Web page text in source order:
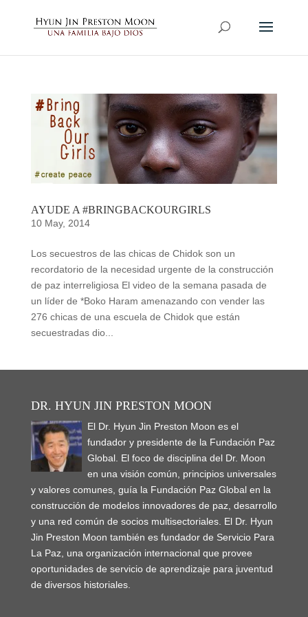
AYUDE A #BRINGBACKOURGIRLS
10 May, 2014
Los secuestros de las chicas de Chidok son un
recordatorio de la necesidad urgente de la construcción
de paz interreligiosa El video de la semana pasada de
un líder de *Boko Haram amenazando con vender las
276 chicas de una escuela de Chidok que están
secuestradas dio...
DR. HYUN JIN PRESTON MOON
El Dr. Hyun Jin Preston Moon es el
fundador y presidente de la Fundación Paz
Global. El foco de disciplina del Dr. Moon
en una visión común, principios universales
y valores comunes, guía la Fundación Paz Global en la
construcción de modelos innovadores de paz, desarrollo
y una red común de socios multisectoriales. El Dr. Hyun
Jin Preston Moon también es fundador de Servicio Para
La Paz, una organización internacional que provee
oportunidades de servicio de aprendizaje para juventud
de diversos historiales.